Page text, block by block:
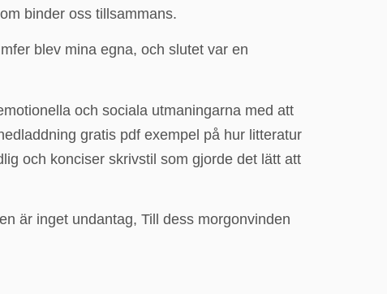
binder oss tillsammans.
blev mina egna, och slutet var en
och sociala utmaningarna med att
gratis pdf exempel på hur litteratur
och konciser skrivstil som gjorde det lätt att
är inget undantag, Till dess morgonvinden